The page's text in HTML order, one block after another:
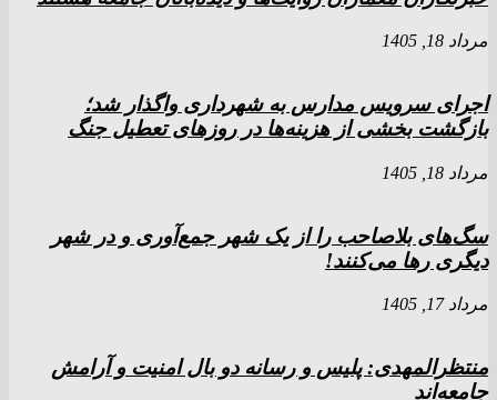
مرداد 18, 1405
اجرای سرویس مدارس به شهرداری واگذار شد؛
بازگشت بخشی از هزینه‌ها در روزهای تعطیل جنگ
مرداد 18, 1405
سگ‌های بلاصاحب را از یک شهر جمع‌آوری و در شهر
دیگری رها می‌کنند!
مرداد 17, 1405
منتظرالمهدی: پلیس و رسانه دو بال امنیت و آرامش
جامعه‌اند